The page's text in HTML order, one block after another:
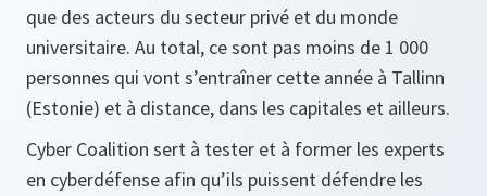
que des acteurs du secteur privé et du monde
universitaire. Au total, ce sont pas moins de 1 000
personnes qui vont s’entraîner cette année à Tallinn
(Estonie) et à distance, dans les capitales et ailleurs.
Cyber Coalition sert à tester et à former les experts
en cyberdéfense afin qu’ils puissent défendre les